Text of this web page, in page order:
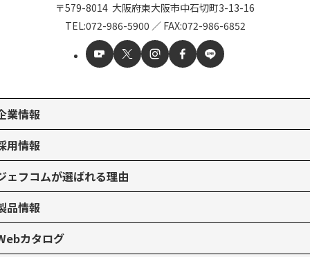
〒579-8014 大阪府東大阪市中石切町3-13-16
TEL:072-986-5900 ／ FAX:072-986-6852
業情報
用情報
ェフコムが選ばれる理由
品情報
カタログ